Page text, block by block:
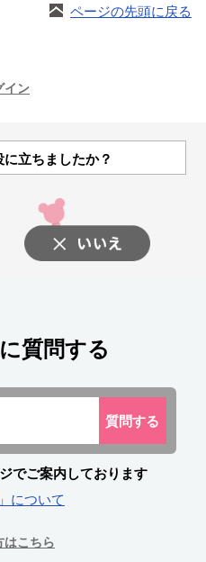
ページの先頭に戻る
イン
立ちましたか？
質問する
質問する
でご案内しております
について
はこちら